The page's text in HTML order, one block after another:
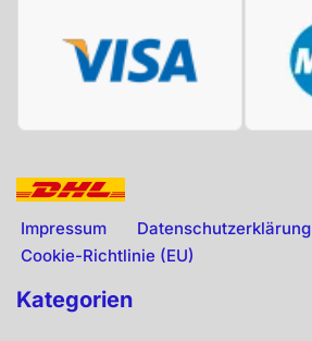
Impressum
Datenschutzerklärung
Cookie-Richtlinie (EU)
Kategorien